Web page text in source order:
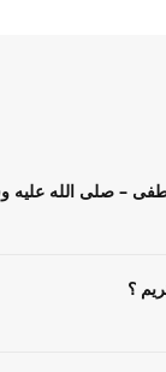
– صلى الله
؟